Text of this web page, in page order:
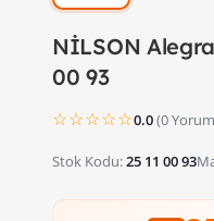
NİLSON
00 93
☆☆☆☆☆0.0(0
Stok Kodu:25 11 00 93